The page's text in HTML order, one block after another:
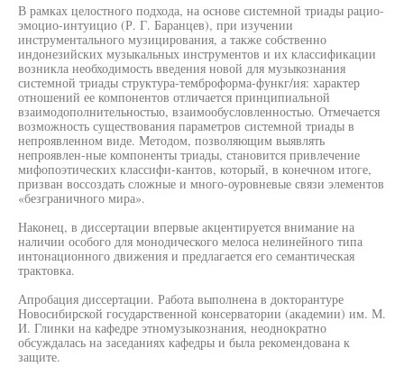
В рамках целостного подхода, на основе системной триады рацио-
эмоцио-интуицио (Р. Г. Баранцев), при изучении
инструментального музицирования, а также собственно
индонезийских музыкальных инструментов и их классификации
возникла необходимость введения новой для музыкознания
системной триады структура-темброформа-функг/ия: характер
отношений ее компонентов отличается принципиальной
взаимодополнительностыо, взаимообусловленностью. Отмечается
возможность существования параметров системной триады в
непроявленном виде. Методом, позволяющим выявлять
непроявлен-ные компоненты триады, становится привлечение
мифопоэтических классифи-кантов, который, в конечном итоге,
призван воссоздать сложные и много-оуровневые связи элементов
«безграничного мира».
Наконец, в диссертации впервые акцентируется внимание на
наличии особого для монодического мелоса нелинейного типа
интонационного движения и предлагается его семантическая
трактовка.
Апробация диссертации. Работа выполнена в докторантуре
Новосибирской государственной консерватории (академии) им. М.
И. Глинки на кафедре этномузыкознания, неоднократно
обсуждалась на заседаниях кафедры и была рекомендована к
защите.